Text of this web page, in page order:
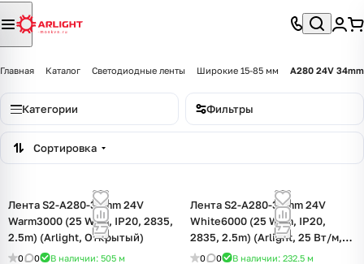
Главная Каталог Светодиодные ленты Широкие 15-85 мм A280 24V
Категории Фильтры
Сортировка
Лента S2-A280-34mm 24V
Warm3000 (25 W/m, IP20, 2835,
2.5m) (Arlight, Открытый)
0 0 В наличии: 505 м
Лента S2-A280-34mm 24V
White6000 (25 W/m, IP20,
2835, 2.5m) (Arlight, 25 Вт/м,
IP20)
0 0 В наличии: 232.5 м